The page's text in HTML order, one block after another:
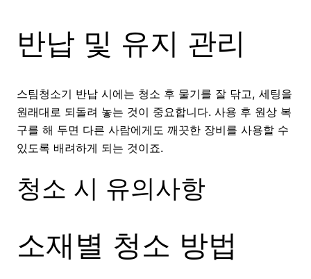
반납 및 유지 관리
스팀청소기 반납 시에는 청소 후 물기를 잘 닦고, 세팅을
원래대로 되돌려 놓는 것이 중요합니다. 사용 후 원상 복
구를 해 두면 다른 사람에게도 깨끗한 장비를 사용할 수
있도록 배려하게 되는 것이죠.
청소 시 유의사항
소재별 청소 방법